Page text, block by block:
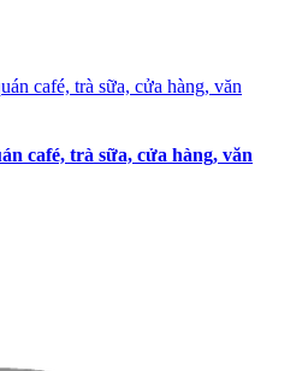
café, trà sữa, cửa hàng, văn